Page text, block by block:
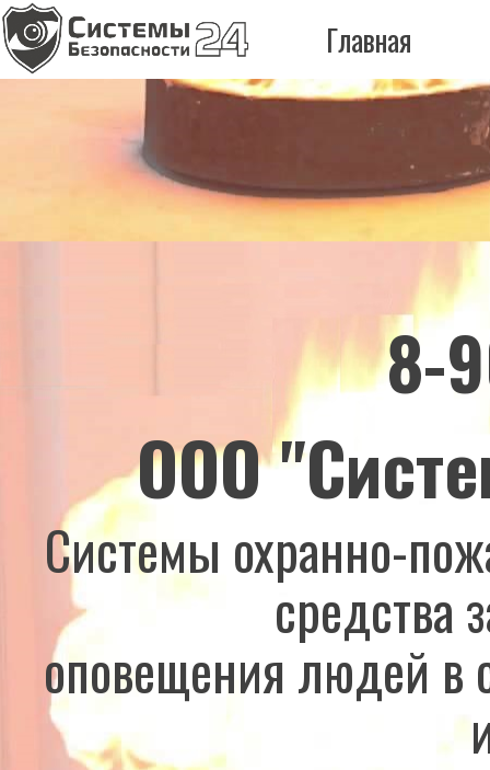
Главная
8-
ООО
Системы охранно-
средства
оповещения людей в